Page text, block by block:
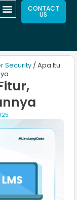
CONTACT
US
Security / Apa Itu